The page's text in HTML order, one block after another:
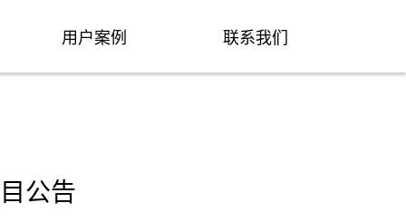
用户案例 联系我们
公告